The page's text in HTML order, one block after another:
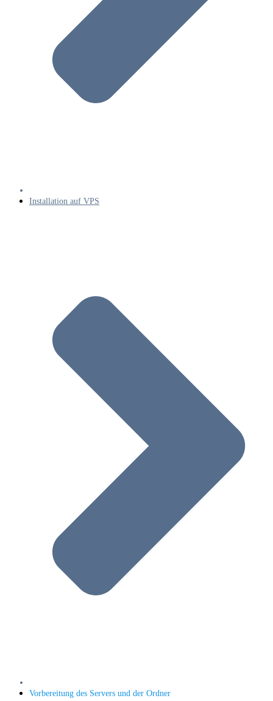
Installation auf VPS
Vorbereitung des Servers und der Ordner